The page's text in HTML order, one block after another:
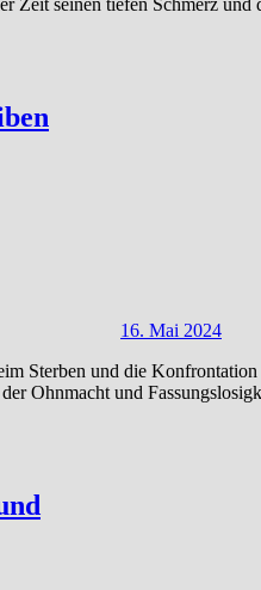
Zeit seinen tiefen Schmerz
16. Mai 2024
Sterben und die
Ohnmacht und